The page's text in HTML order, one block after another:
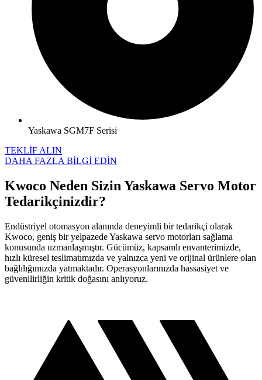
Yaskawa SGM7F Serisi
TEKLİF ALIN
DAHA FAZLA BİLGİ EDİN
Kwoco Neden Sizin Yaskawa Servo Motor
Tedarikçinizdir?
Endüstriyel otomasyon alanında deneyimli bir tedarikçi olarak
Kwoco, geniş bir yelpazede Yaskawa servo motorları sağlama
konusunda uzmanlaşmıştır. Gücümüz, kapsamlı envanterimizde,
hızlı küresel teslimatımızda ve yalnızca yeni ve orijinal ürünlere olan
bağlılığımızda yatmaktadır. Operasyonlarınızda hassasiyet ve
güvenilirliğin kritik doğasını anlıyoruz.